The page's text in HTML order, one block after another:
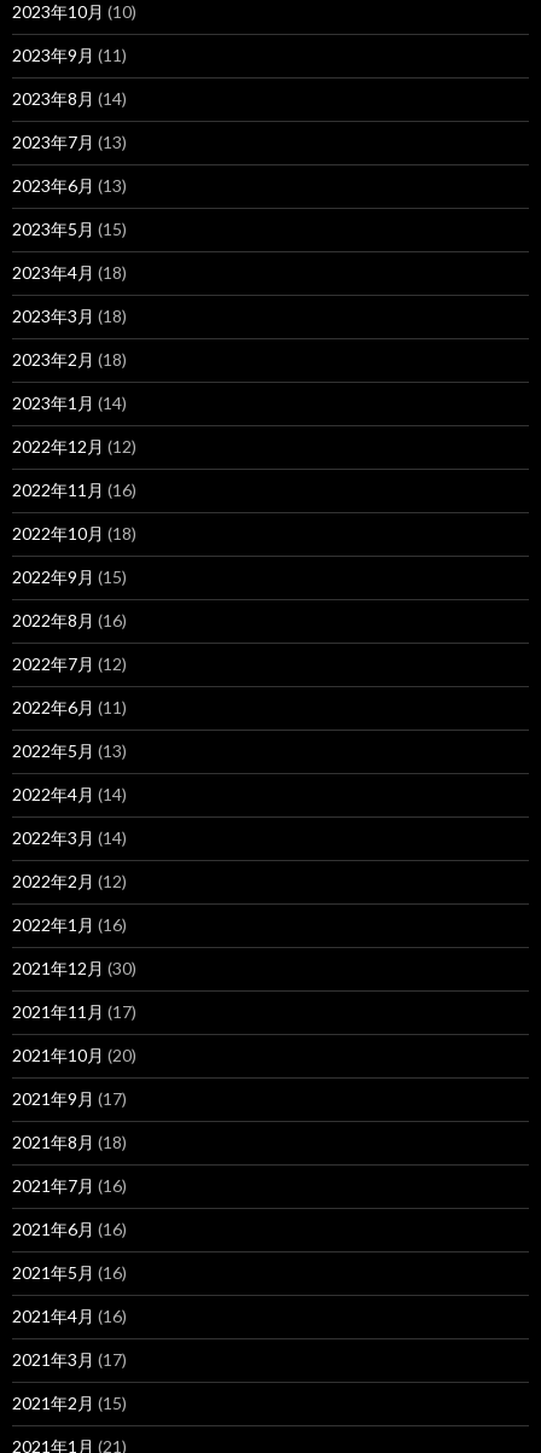
2023年10月 (10)
2023年9月 (11)
2023年8月 (14)
2023年7月 (13)
2023年6月 (13)
2023年5月 (15)
2023年4月 (18)
2023年3月 (18)
2023年2月 (18)
2023年1月 (14)
2022年12月 (12)
2022年11月 (16)
2022年10月 (18)
2022年9月 (15)
2022年8月 (16)
2022年7月 (12)
2022年6月 (11)
2022年5月 (13)
2022年4月 (14)
2022年3月 (14)
2022年2月 (12)
2022年1月 (16)
2021年12月 (30)
2021年11月 (17)
2021年10月 (20)
2021年9月 (17)
2021年8月 (18)
2021年7月 (16)
2021年6月 (16)
2021年5月 (16)
2021年4月 (16)
2021年3月 (17)
2021年2月 (15)
2021年1月 (21)